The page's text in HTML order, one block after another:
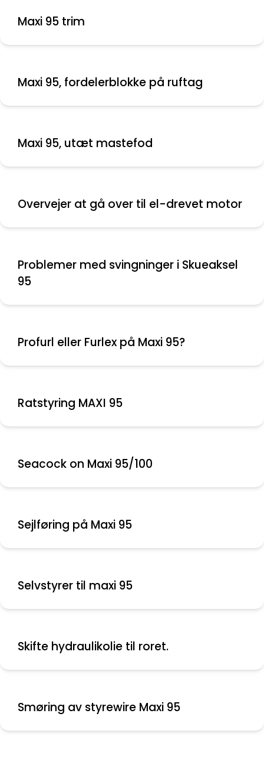
Maxi 95 trim
Maxi 95, fordelerblokke på ruftag
Maxi 95, utæt mastefod
Overvejer at gå over til el-drevet motor
Problemer med svingninger i Skueaksel
95
Profurl eller Furlex på Maxi 95?
Ratstyring MAXI 95
Seacock on Maxi 95/100
Sejlføring på Maxi 95
Selvstyrer til maxi 95
Skifte hydraulikolie til roret.
Smøring av styrewire Maxi 95